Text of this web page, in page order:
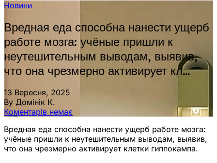
Новини
Вредная еда способна нанести ущерб
работе мозга: учёные пришли к
неутешительным выводам, выявив,
что она чрезмерно активирует кл…
13 Вересня, 2025
By Домінік К.
Коментарів немає
Вредная еда способна нанести ущерб работе мозга:
учёные пришли к неутешительным выводам, выявив,
что она чрезмерно активирует клетки гиппокампа.